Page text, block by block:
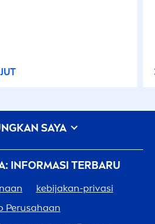
INFORMASI TERBARU
kebijakan-privasi
Perusahaan
SAYA